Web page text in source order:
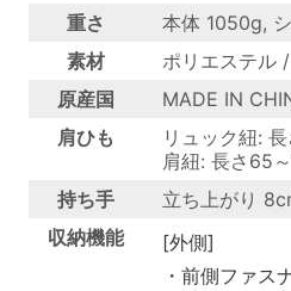
重さ
本体 1050g,
素材
ポリエステル
原産国
MADE IN
肩ひも
リュック紐:
肩紐: 長さ65
持ち手
立ち上がり
収納機能
[外側]
・前側ファス